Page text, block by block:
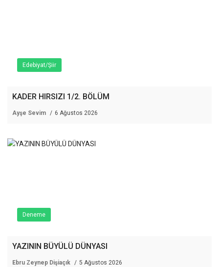
Edebiyat/Şiir
KADER HIRSIZI 1/2. BÖLÜM
Ayşe Sevim 6 Ağustos 2026
Deneme
YAZININ BÜYÜLÜ DÜNYASI
Ebru Zeynep Dişiaçık 5 Ağustos 2026